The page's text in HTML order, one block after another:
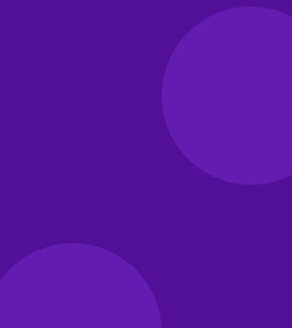
dimensione 5"
dimensione 10"
dimensione 12"
dimensione 16"
dimensione 5"
dimensione 10"
dimensione 12"
dimensione 16"